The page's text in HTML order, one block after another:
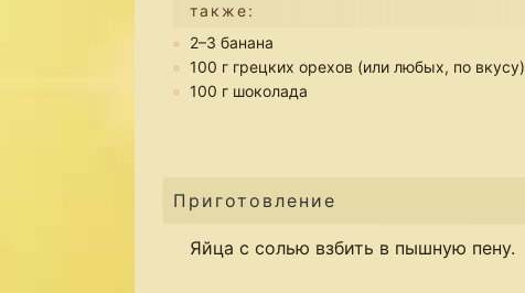
также:
2–3 банана
100 г грецких орехов (или любых, по вкусу)
100 г шоколада
Приготовление
Яйца с солью взбить в пышную пену.